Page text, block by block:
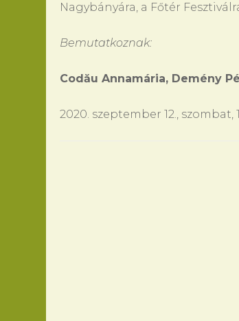
Nagybányára, a Főtér
Bemutatkoznak:
Codău Annamária, Demény
2020. szeptember 12., szombat,